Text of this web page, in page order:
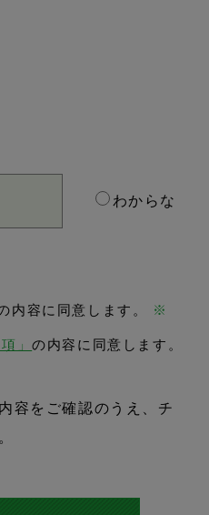
わからな
内容に同意します。 ※
項」の内容に同意します。
容をご確認のうえ、チ